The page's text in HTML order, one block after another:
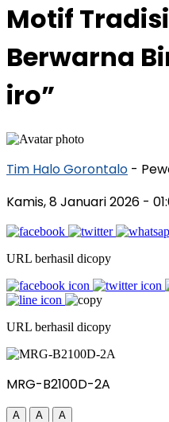
Motif
Berwarna
iro”
Tim Halo Gorontalo -
Kamis, 8 Januari 2026 -
URL berhasil dicopy
URL berhasil dicopy
MRG-B2100D-2A
A A A